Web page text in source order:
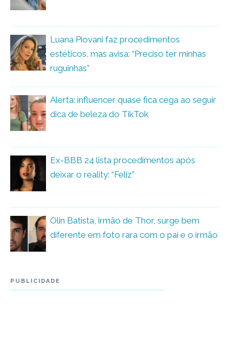
Luana Piovani faz procedimentos
estéticos, mas avisa: “Preciso ter minhas
ruguinhas”
Alerta: influencer quase fica cega ao seguir
dica de beleza do TikTok
Ex-BBB 24 lista procedimentos após
deixar o reality: “Feliz”
Olin Batista, irmão de Thor, surge bem
diferente em foto rara com o pai e o irmão
PUBLICIDADE